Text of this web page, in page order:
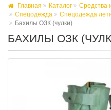
Главная Каталог
Средства
Спецодежда
Спецодежда
Бахилы ОЗК (чулки)
БАХИЛЫ ОЗК